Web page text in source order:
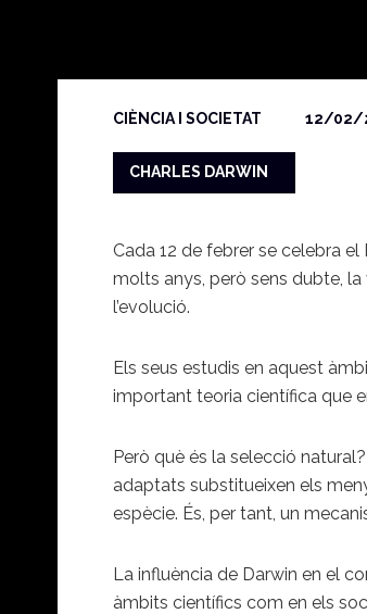
CIÈNCIA I SOCIETAT 12/02/
CHARLES DARWIN
Cada 12 de febrer se celebra el
molts anys, però sens dubte, la
l’evolució.
Els seus estudis en aquest
important teoria científica que
Però què és la selecció
adaptats substitueixen els
espècie. És, per tant, un
La influència de Darwin en el
àmbits científics com en els